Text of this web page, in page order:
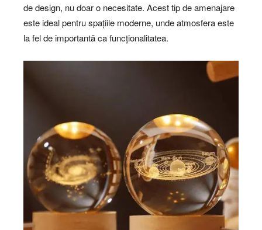
de design, nu doar o necesitate. Acest tip de amenajare
este ideal pentru spațiile moderne, unde atmosfera este
la fel de importantă ca funcționalitatea.